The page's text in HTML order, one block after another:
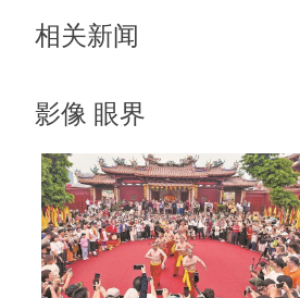
相关新闻
影像 眼界